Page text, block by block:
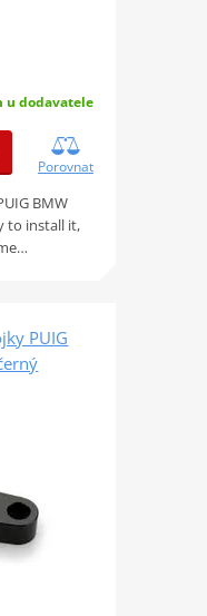
u dodavatele
Porovnat
BMW
to install it,
PUIG